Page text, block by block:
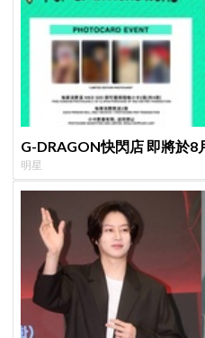
G-DRAGON快閃店 即將於8
明星